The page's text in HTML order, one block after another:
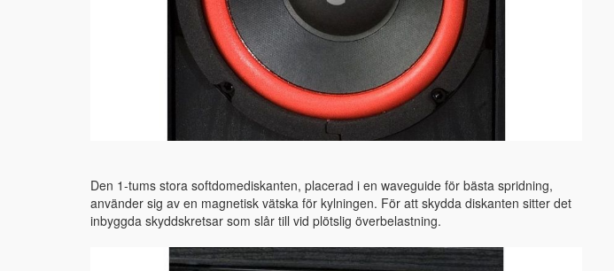
Den 1-tums stora softdomediskanten, placerad i en waveguide för bästa spridning,
använder sig av en magnetisk vätska för kylningen. För att skydda diskanten sitter det
inbyggda skyddskretsar som slår till vid plötslig överbelastning.